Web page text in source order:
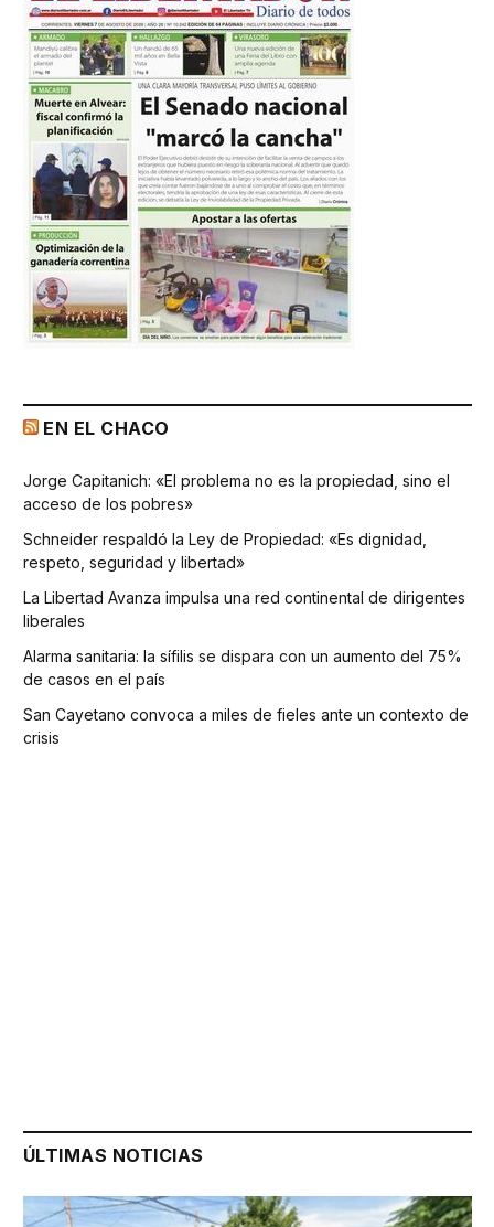
EN EL CHACO
Jorge Capitanich: «El problema no es la propiedad, sino el
acceso de los pobres»
Schneider respaldó la Ley de Propiedad: «Es dignidad,
respeto, seguridad y libertad»
La Libertad Avanza impulsa una red continental de dirigentes
liberales
Alarma sanitaria: la sífilis se dispara con un aumento del 75%
de casos en el país
San Cayetano convoca a miles de fieles ante un contexto de
crisis
ÚLTIMAS NOTICIAS